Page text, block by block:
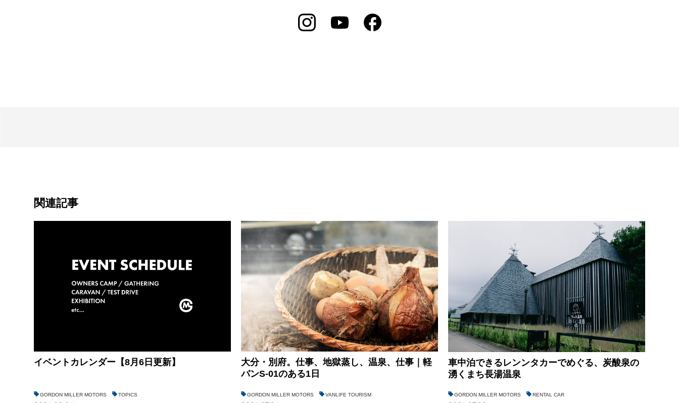
関連記事
イベントカレンダー【8月6日更新】
GORDON MILLER MOTORS TOPICS
大分・別府。仕事、地獄蒸し、温泉、仕事｜軽
バンS-01のある1日
GORDON MILLER MOTORS VANLIFE TOURISM
車中泊できるレンンタカーでめぐる、炭酸泉の
湧くまち長湯温泉
GORDON MILLER MOTORS RENTAL CAR